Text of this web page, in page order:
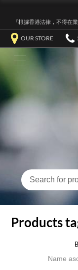
『根據香港法律，不得在
OUR STORE
Products